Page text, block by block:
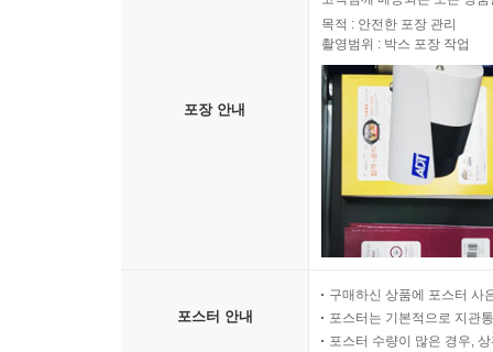
포장 안내
목적 : 안전한 포장 관리
촬영범위 : 박스 포장 작업
포스터 안내
구매하신 상품에 포스터 사
포스터는 기본적으로 지관
포스터 수량이 많은 경우,